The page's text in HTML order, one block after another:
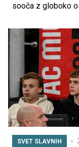
sooča z globoko
Cortini d'Ampezzo.
SVET SLAVNIH